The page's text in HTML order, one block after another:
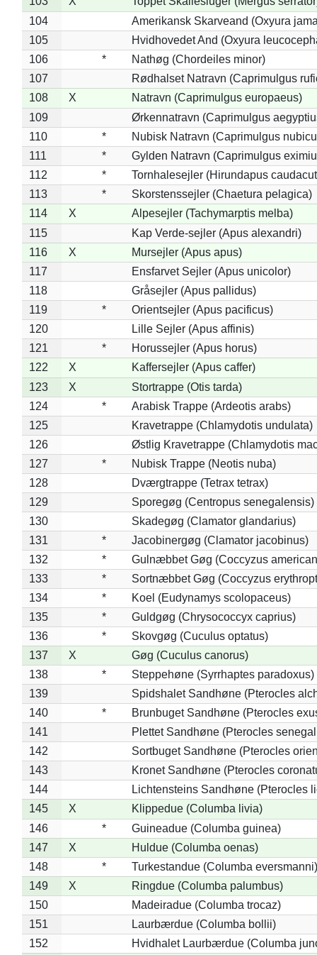
104
Amerikansk Skarveand (Oxyura
105
Hvidhovedet And (Oxyura
106
*
Nathøg (Chordeiles minor)
107
Rødhalset Natravn (Caprimulgus
108
X
Natravn (Caprimulgus europaeus)
109
Ørkennatravn (Caprimulgus
110
*
Nubisk Natravn (Caprimulgus
111
*
Gylden Natravn (Caprimulgus
112
*
Tornhalesejler (Hirundapus
113
*
Skorstenssejler (Chaetura pelagica)
114
X
Alpesejler (Tachymarptis melba)
115
Kap Verde-sejler (Apus alexandri)
116
X
Mursejler (Apus apus)
117
Ensfarvet Sejler (Apus unicolor)
118
Gråsejler (Apus pallidus)
119
*
Orientsejler (Apus pacificus)
120
Lille Sejler (Apus affinis)
121
*
Horussejler (Apus horus)
122
X
Kaffersejler (Apus caffer)
123
X
Stortrappe (Otis tarda)
124
*
Arabisk Trappe (Ardeotis arabs)
125
Kravetrappe (Chlamydotis undulata)
126
Østlig Kravetrappe (Chlamydotis
127
*
Nubisk Trappe (Neotis nuba)
128
Dværgtrappe (Tetrax tetrax)
129
Sporegøg (Centropus senegalensis)
130
Skadegøg (Clamator glandarius)
131
*
Jacobinergøg (Clamator jacobinus)
132
*
Gulnæbbet Gøg (Coccyzus
133
*
Sortnæbbet Gøg (Coccyzus
134
*
Koel (Eudynamys scolopaceus)
135
*
Guldgøg (Chrysococcyx caprius)
136
*
Skovgøg (Cuculus optatus)
137
X
Gøg (Cuculus canorus)
138
*
Steppehøne (Syrrhaptes paradoxus)
139
Spidshalet Sandhøne (Pterocles
140
*
Brunbuget Sandhøne (Pterocles
141
Plettet Sandhøne (Pterocles
142
Sortbuget Sandhøne (Pterocles
143
Kronet Sandhøne (Pterocles
144
Lichtensteins Sandhøne (Pterocles
145
X
Klippedue (Columba livia)
146
*
Guineadue (Columba guinea)
147
X
Huldue (Columba oenas)
148
*
Turkestandue (Columba eversmanni)
149
X
Ringdue (Columba palumbus)
150
Madeiradue (Columba trocaz)
151
Laurbærdue (Columba bollii)
152
Hvidhalet Laurbærdue (Columba